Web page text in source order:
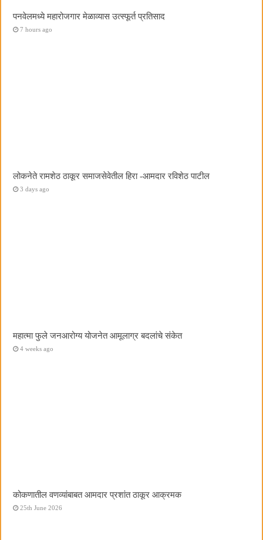
पनवेलमध्ये महारोजगार मेळाव्यास उत्स्फूर्त प्रतिसाद
7 hours ago
लोकनेते रामशेठ ठाकूर समाजसेवेतील हिरा -आमदार रविशेठ पाटील
3 days ago
महात्मा फुले जनआरोग्य योजनेत आमूलाग्र बदलांचे संकेत
4 weeks ago
कोकणातील वणव्यांबाबत आमदार प्रशांत ठाकूर आक्रमक
25th June 2026